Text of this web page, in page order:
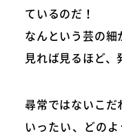
ているのだ！
なんという芸の
見れば見るほど、
尋常ではないこだ
いったい、どの